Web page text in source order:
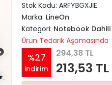
Stok Kodu: ARFYBGXJIE
Marka: LineOn
Kategori: Notebook Dahili
Ürün Tedarik Aşamasında
%27
indirim
294,38 TL
213,53 TL